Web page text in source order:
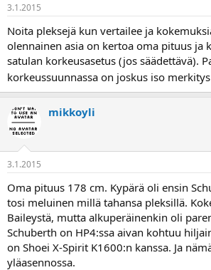
3.1.2015
Noita pleksejä kun vertailee ja
olennainen asia on kertoa oma pituus ja
satulan korkeusasetus (jos säädettävä).
korkeussuunnassa on joskus iso merkitys
mikkoyli
3.1.2015
Oma pituus 178 cm. Kypärä oli ensin
tosi meluinen millä tahansa pleksillä.
Baileystä, mutta alkuperäinenkin oli
Schuberth on HP4:ssa aivan kohtuu
on Shoei X-Spirit K1600:n kanssa. Ja
yläasennossa.